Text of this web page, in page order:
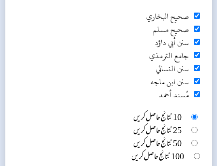
صحيح البخاري
صحيح مسلم
سنن أبي داؤد
جامع الترمذي
سنن النسائي
سنن ابن ماجه
مُسند أحمد
10 نتائج حاصل کریں
25 نتائج حاصل کریں
50 نتائج حاصل کریں
100 نتائج حاصل کریں